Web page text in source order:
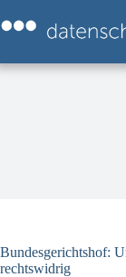
Inhalt
springen
Bundesgerichtshof:
rechtswidrig